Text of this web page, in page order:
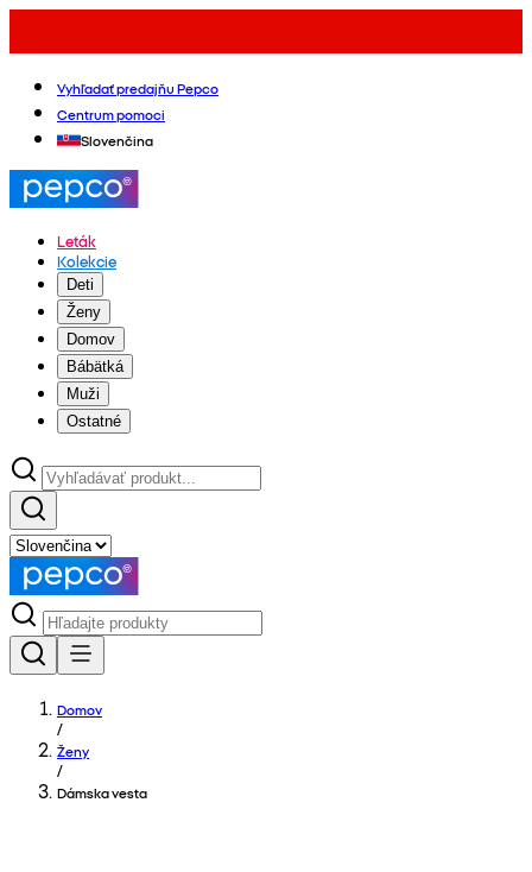
Vyhľadať predajňu Pepco
Centrum pomoci
Slovenčina
Leták
Kolekcie
Deti
Ženy
Domov
Bábätká
Muži
Ostatné
Domov
/
Ženy
/
Dámska vesta